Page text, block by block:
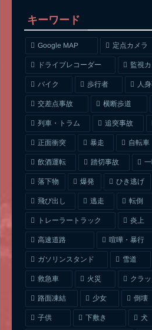
キーワード
Google MAP 定点カメラ
ドライブレコーダー 監視
バイク 歩行者 人
交差点事故 横断歩道
列車・トラム 追突事故
正面衝突 暴走 自転車
飲酒運転 踏切事故
落下物 爆発 ひき逃げ
飛び出し 逃走 転倒
トレーラートラック 炎上
高速道路 喧嘩・暴行
ガソリンスタンド 雪道
救急車 火災 クラ
路面凍結 少女 倒壊
子供 下敷き 犬